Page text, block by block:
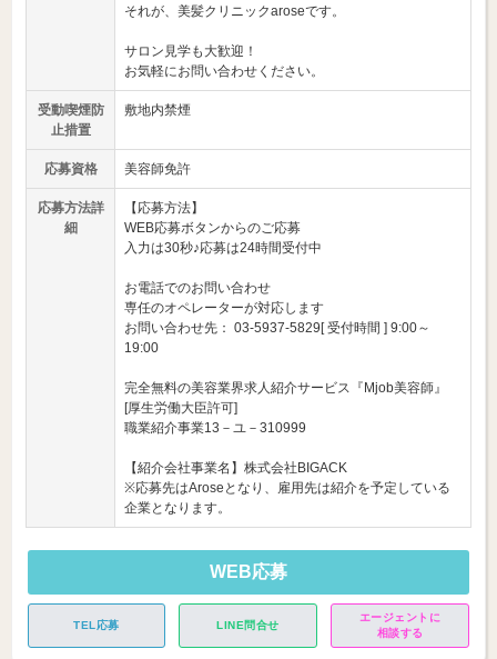
それが、美髪クリニックaroseです。
サロン見学も大歓迎！
お気軽にお問い合わせください。
受動喫煙防
止措置
敷地内禁煙
応募資格 美容師免許
応募方法詳
細
【応募方法】
WEB応募ボタンからのご応募
入力は30秒♪応募は24時間受付中
お電話でのお問い合わせ
専任のオペレーターが対応します
お問い合わせ先： 03-5937-5829[ 受付時間 ] 9:00～
19:00
完全無料の美容業界求人紹介サービス『Mjob美容師』
[厚生労働大臣許可]
職業紹介事業13－ユ－310999
【紹介会社事業名】株式会社BIGACK
※応募先はAroseとなり、雇用先は紹介を予定している
企業となります。
WEB応募
TEL応募 LINE問合せ
エージェントに
相談する